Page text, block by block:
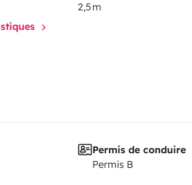
2,5 m
Permis de conduire
Permis B